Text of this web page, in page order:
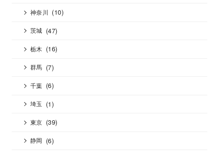
神奈川 (10)
茨城 (47)
栃木 (16)
群馬 (7)
千葉 (6)
埼玉 (1)
東京 (39)
静岡 (6)